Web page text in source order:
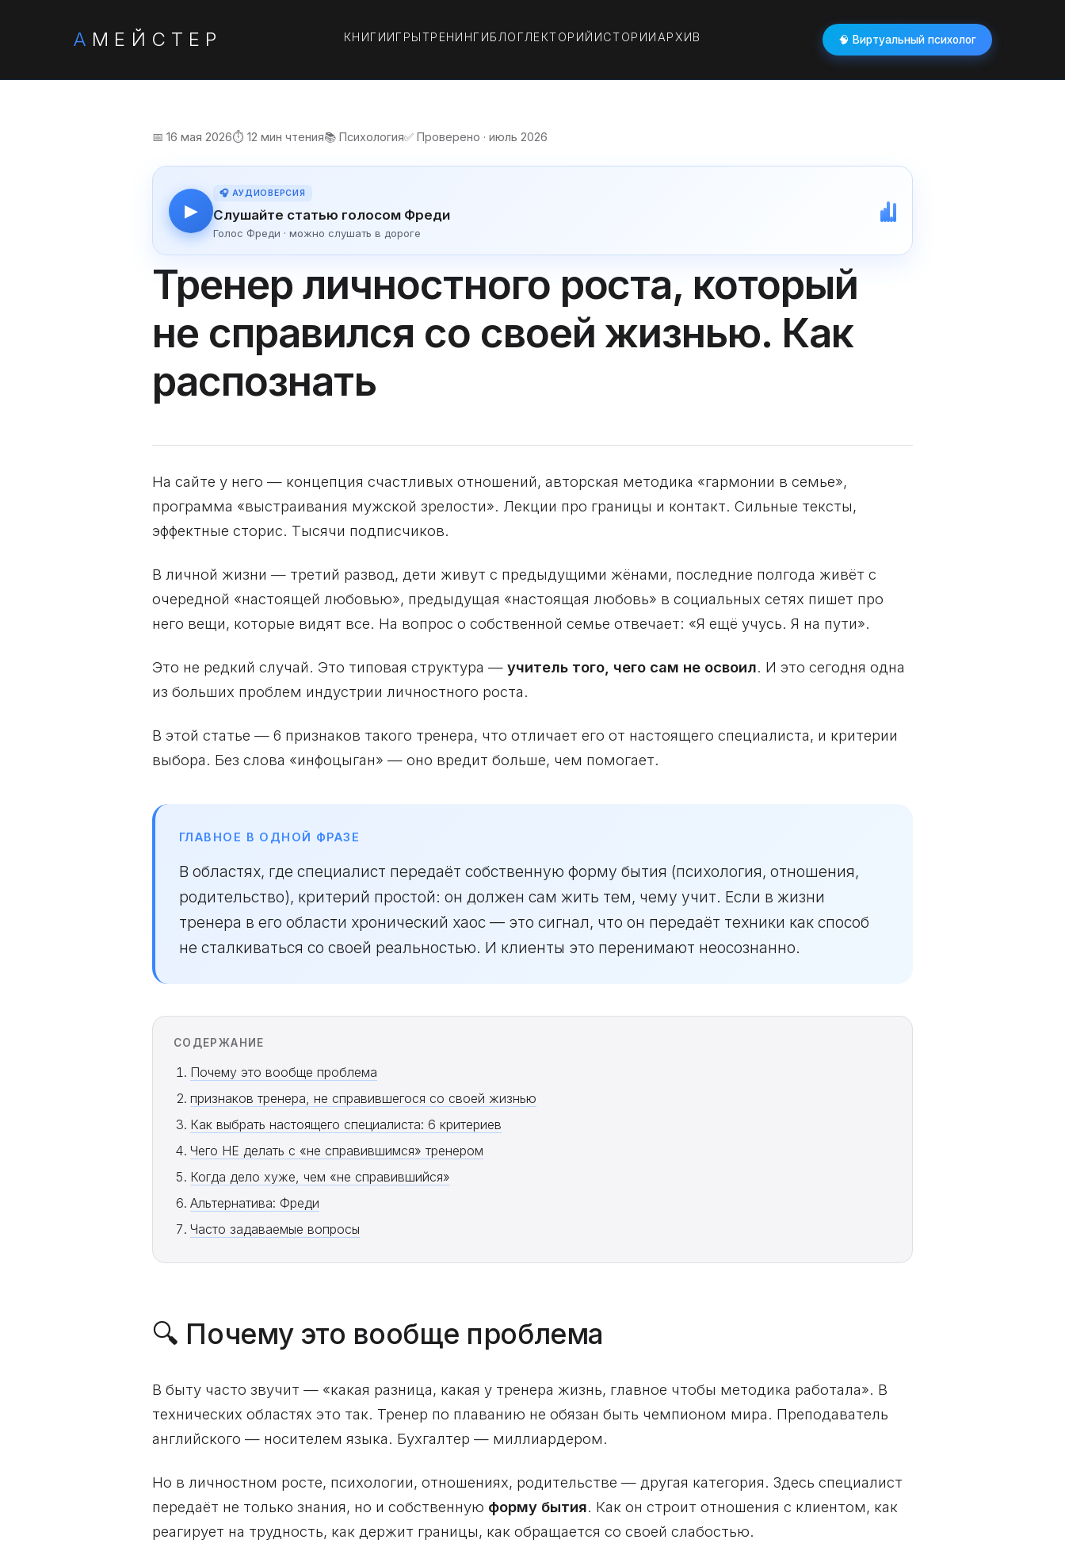
А МЕЙСТЕР КНИГИИГРЫТРЕНИНГИБЛОГЛЕКТОРИЙ ИСТОРИИ АРХИВ 🧠 Виртуальный психолог
📅 16 мая 2026⏱️ 12 мин чтения📚 Психология✅ Проверено · июль 2026
▶
🎧 АУДИОВЕРСИЯ
Слушайте статью голосом Фреди
Голос Фреди · можно слушать в дороге
Тренер личностного роста, который
не справился со своей жизнью. Как
распознать
На сайте у него — концепция счастливых отношений, авторская методика «гармонии в семье»,
программа «выстраивания мужской зрелости». Лекции про границы и контакт. Сильные тексты,
эффектные сторис. Тысячи подписчиков.
В личной жизни — третий развод, дети живут с предыдущими жёнами, последние полгода живёт с
очередной «настоящей любовью», предыдущая «настоящая любовь» в социальных сетях пишет про
него вещи, которые видят все. На вопрос о собственной семье отвечает: «Я ещё учусь. Я на пути».
Это не редкий случай. Это типовая структура — учитель того, чего сам не освоил. И это сегодня одна
из больших проблем индустрии личностного роста.
В этой статье — 6 признаков такого тренера, что отличает его от настоящего специалиста, и критерии
выбора. Без слова «инфоцыган» — оно вредит больше, чем помогает.
ГЛАВНОЕ В ОДНОЙ ФРАЗЕ
В областях, где специалист передаёт собственную форму бытия (психология, отношения,
родительство), критерий простой: он должен сам жить тем, чему учит. Если в жизни
тренера в его области хронический хаос — это сигнал, что он передаёт техники как способ
не сталкиваться со своей реальностью. И клиенты это перенимают неосознанно.
СОДЕРЖАНИЕ
Почему это вообще проблема
признаков тренера, не справившегося со своей жизнью
Как выбрать настоящего специалиста: 6 критериев
Чего НЕ делать с «не справившимся» тренером
Когда дело хуже, чем «не справившийся»
Альтернатива: Фреди
Часто задаваемые вопросы
🔍 Почему это вообще проблема
В быту часто звучит — «какая разница, какая у тренера жизнь, главное чтобы методика работала». В
технических областях это так. Тренер по плаванию не обязан быть чемпионом мира. Преподаватель
английского — носителем языка. Бухгалтер — миллиардером.
Но в личностном росте, психологии, отношениях, родительстве — другая категория. Здесь специалист
передаёт не только знания, но и собственную форму бытия. Как он строит отношения с клиентом, как
реагирует на трудность, как держит границы, как обращается со своей слабостью.